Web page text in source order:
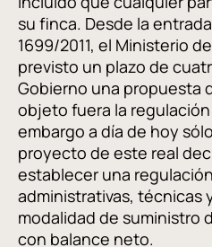
su finca. Desde la
1699/2011, el Ministerio
previsto un plazo de
Gobierno una propuesta
objeto fuera la
embargo a día de hoy
proyecto de este real
establecer una
administrativas, técnicas
modalidad de suministro
con balance neto.